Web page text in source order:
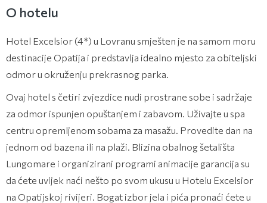
O hotelu
Hotel Excelsior (4*) u Lovranu smješten je na samom moru
destinacije Opatija i predstavlja idealno mjesto za obiteljski
odmor u okruženju prekrasnog parka.
Ovaj hotel s četiri zvjezdice nudi prostrane sobe i sadržaje
za odmor ispunjen opuštanjem i zabavom. Uživajte u spa
centru opremljenom sobama za masažu. Provedite dan na
jednom od bazena ili na plaži. Blizina obalnog šetališta
Lungomare i organizirani programi animacije garancija su
da ćete uvijek naći nešto po svom ukusu u Hotelu Excelsior
na Opatijskoj rivijeri. Bogat izbor jela i pića pronaći ćete u